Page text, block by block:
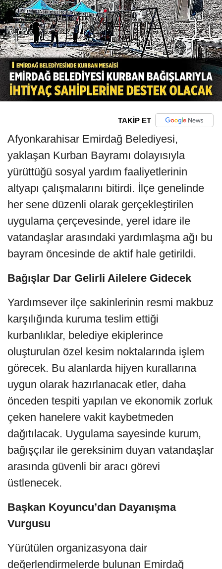
TAKİP ET
Afyonkarahisar Emirdağ Belediyesi,
yaklaşan Kurban Bayramı dolayısıyla
yürüttüğü sosyal yardım faaliyetlerinin
altyapı çalışmalarını bitirdi. İlçe genelinde
her sene düzenli olarak gerçekleştirilen
uygulama çerçevesinde, yerel idare ile
vatandaşlar arasındaki yardımlaşma ağı bu
bayram öncesinde de aktif hale getirildi.
Bağışlar Dar Gelirli Ailelere Gidecek
Yardımsever ilçe sakinlerinin resmi makbuz
karşılığında kuruma teslim ettiği
kurbanlıklar, belediye ekiplerince
oluşturulan özel kesim noktalarında işlem
görecek. Bu alanlarda hijyen kurallarına
uygun olarak hazırlanacak etler, daha
önceden tespiti yapılan ve ekonomik zorluk
çeken hanelere vakit kaybetmeden
dağıtılacak. Uygulama sayesinde kurum,
bağışçılar ile gereksinim duyan vatandaşlar
arasında güvenli bir aracı görevi
üstlenecek.
Başkan Koyuncu’dan Dayanışma
Vurgusu
Yürütülen organizasyona dair
değerlendirmelerde bulunan Emirdağ